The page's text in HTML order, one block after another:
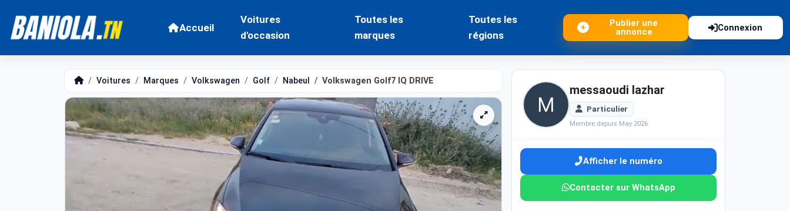
Accueil
Voitures
d'occasion
Toutes les
marques
Toutes les
régions
Publier une
annonce
Connexion
Voitures Marques Volkswagen Golf Nabeul Volkswagen Golf7 IQ DRIVE
messaoudi lazhar
Particulier
Membre depuis May 2026
Afficher le numéro
Contacter sur WhatsApp